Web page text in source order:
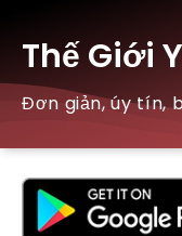
Thế Giới
Đơn giản, úy tín,